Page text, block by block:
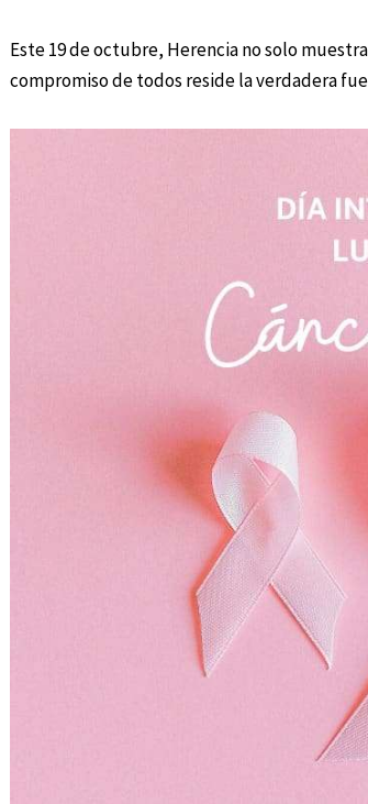
Este 19 de octubre, Herencia no solo
compromiso de todos reside la verdadera